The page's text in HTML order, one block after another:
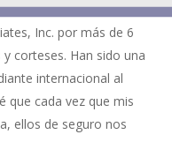
Inc. por más de 6
corteses. Han sido una
internacional al
que cada vez que mis
ellos de seguro nos